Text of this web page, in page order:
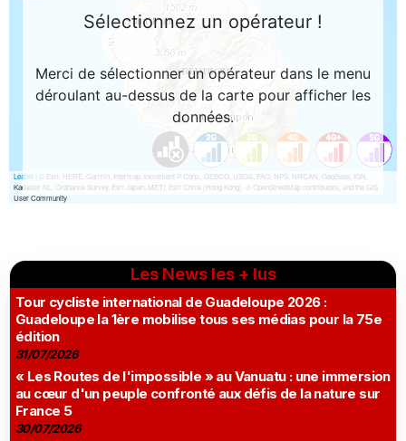
Les News les + lus
Tour cycliste international de Guadeloupe 2026 :
Guadeloupe la 1ère mobilise tous ses médias pour la 75e
édition
31/07/2026
« Les Routes de l'impossible » au Vanuatu : une immersion
au cœur d'un peuple confronté aux défis de la nature sur
France 5
30/07/2026